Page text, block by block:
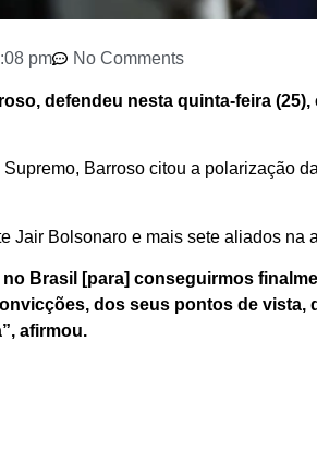
pm No Comments
defendeu nesta quinta-feira
Barroso citou a polarização
Jair Bolsonaro e mais sete aliados na
Brasil [para] conseguirmos
dos seus pontos de vista,
afirmou.